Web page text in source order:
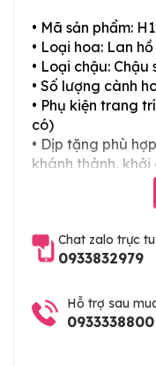
• Mã sản phẩm:
• Loại hoa: Lan
• Loại chậu: Chậu
• Số lượng cành
• Phụ kiện trang
có)
• Dịp tặng phù
khánh thành, khởi
thọ, mừng cưới,
Chat zalo trực
0933832979
Hỗ trợ sau
0933338800